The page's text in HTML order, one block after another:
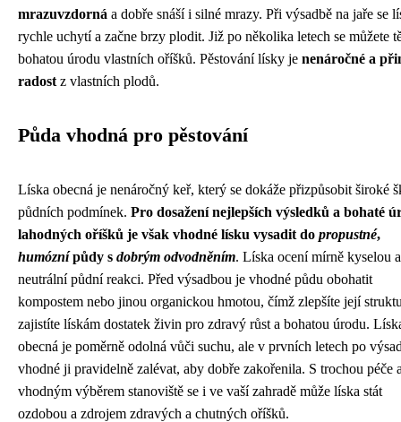
mrazuvzdorná a dobře snáší i silné mrazy. Při výsadbě na jaře se
rychle uchytí a začne brzy plodit. Již po několika letech se můžete
bohatou úrodu vlastních oříšků. Pěstování lísky je nenáročné a
radost z vlastních plodů.
Půda vhodná pro pěstování
Líska obecná je nenáročný keř, který se dokáže přizpůsobit široké
půdních podmínek. Pro dosažení nejlepších výsledků a bohaté
lahodných oříšků je však vhodné lísku vysadit do propustné,
humóznípůdy s dobrým odvodněním. Líska ocení mírně kyselou
neutrální půdní reakci. Před výsadbou je vhodné půdu obohatit
kompostem nebo jinou organickou hmotou, čímž zlepšíte její
zajistíte lískám dostatek živin pro zdravý růst a bohatou úrodu.
obecná je poměrně odolná vůči suchu, ale v prvních letech po
vhodné ji pravidelně zalévat, aby dobře zakořenila. S trochou péče
vhodným výběrem stanoviště se i ve vaší zahradě může líska stát
ozdobou a zdrojem zdravých a chutných oříšků.